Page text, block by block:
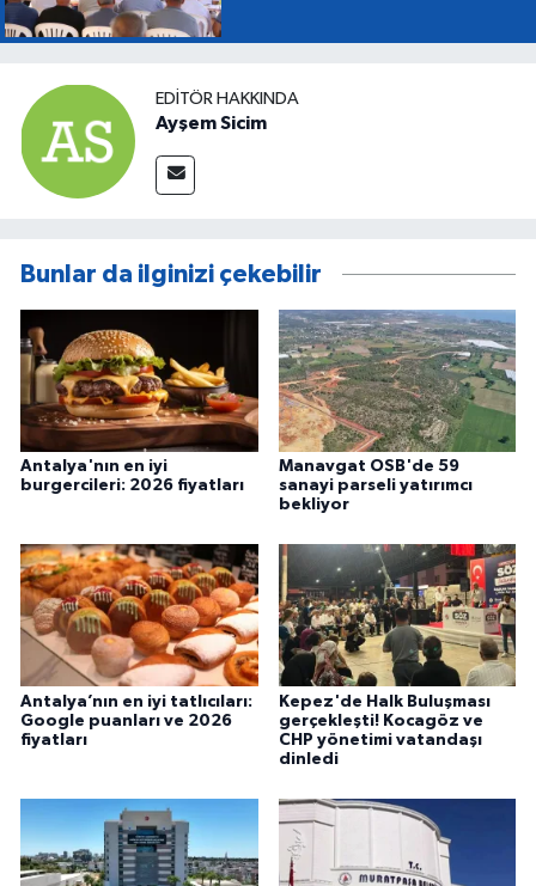
EDITÖR HAKKINDA
Ayşem Sicim
Bunlar da ilginizi çekebilir
Antalya'nın en iyi
burgercileri: 2026 fiyatları
Manavgat OSB'de 59
sanayi parseli yatırımcı
bekliyor
Antalya’nın en iyi tatlıcıları:
Google puanları ve 2026
fiyatları
Kepez'de Halk Buluşması
gerçekleşti! Kocagöz ve
CHP yönetimi vatandaşı
dinledi